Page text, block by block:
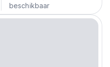
beschikbaar